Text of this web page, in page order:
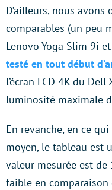
D’ailleurs, nous avons
comparables (un peu
Lenovo Yoga Slim 9i et
testé en tout début
l’écran LCD 4K du
luminosité maximale
En revanche, en ce
moyen, le tableau est
valeur mesurée est de
faible en comparaison